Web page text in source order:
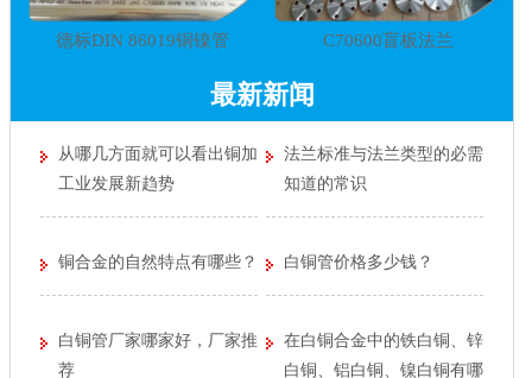
德标DIN 86019铜镍管 C70600盲板法兰
最新新闻
从哪几方面就可以看出铜加
工业发展新趋势
法兰标准与法兰类型的必需
知道的常识
铜合金的自然特点有哪些？ 白铜管价格多少钱？
白铜管厂家哪家好，厂家推
荐
在白铜合金中的铁白铜、锌
白铜、铝白铜、镍白铜有哪